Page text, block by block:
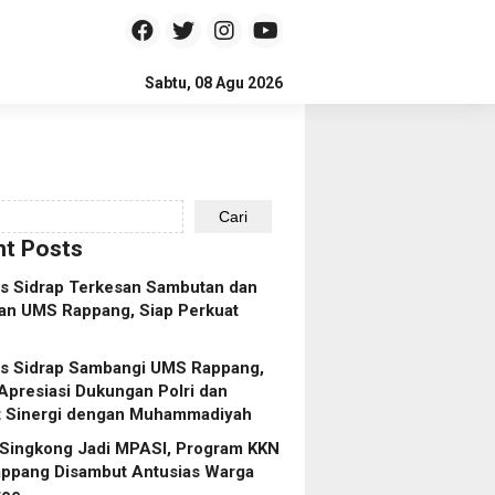
Sabtu, 08 Agu 2026
Cari
Posts
Sidrap Terkesan Sambutan dan
UMS Rappang, Siap Perkuat
Sidrap Sambangi UMS Rappang,
Dukungan Polri dan
Sinergi dengan Muhammadiyah
Jadi MPASI, Program KKN
Disambut Antusias Warga